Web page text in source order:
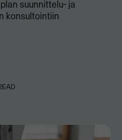
suunnittelu- ja
konsultointiin